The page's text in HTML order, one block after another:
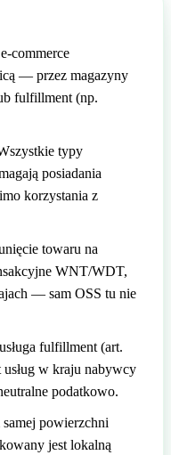
z Eurofiscalis
commerce
— przez magazyny
fulfillment (np.
typy
posiadania
korzystania z
towaru na
WNT/WDT,
— sam OSS tu nie
fulfillment (art.
w kraju nabywcy
podatkowo.
powierzchni
jest lokalną